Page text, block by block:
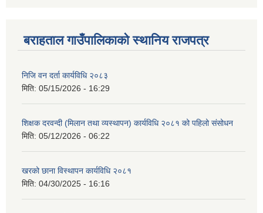
बराहताल गाउँपालिकाको स्थानिय राजपत्र
निजि वन दर्ता कार्यविधि २०८३
मिति: 05/15/2026 - 16:29
शिक्षक दरवन्दी (मिलान तथा व्यस्थापन) कार्यविधि २०८१ को पहिलो संसोधन
मिति: 05/12/2026 - 06:22
खरको छाना विस्थापन कार्यविधि २०८१
मिति: 04/30/2025 - 16:16